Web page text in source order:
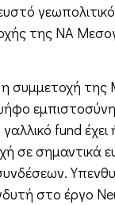
της ΝΑ
η συμμετοχή της
fund
σε σημαντικά
στο έργο